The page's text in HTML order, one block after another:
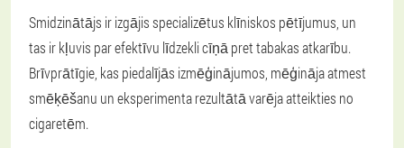
Smidzinātājs ir izgājis specializētus klīniskos pētījumus, un
tas ir kļuvis par efektīvu līdzekli cīņā pret tabakas atkarību.
Brīvprātīgie, kas piedalījās izmēģinājumos, mēģināja atmest
smēķēšanu un eksperimenta rezultātā varēja atteikties no
cigaretēm.